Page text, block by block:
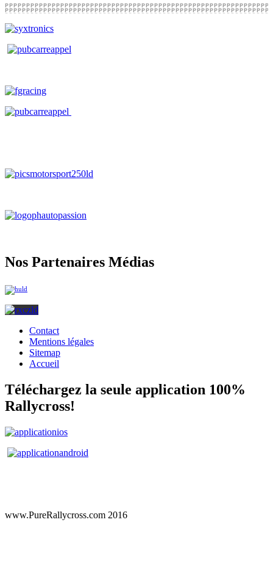
Nos Partenaires Médias
Contact
Mentions légales
Sitemap
Accueil
Téléchargez la seule application 100%
Rallycross!
www.PureRallycross.com 2016